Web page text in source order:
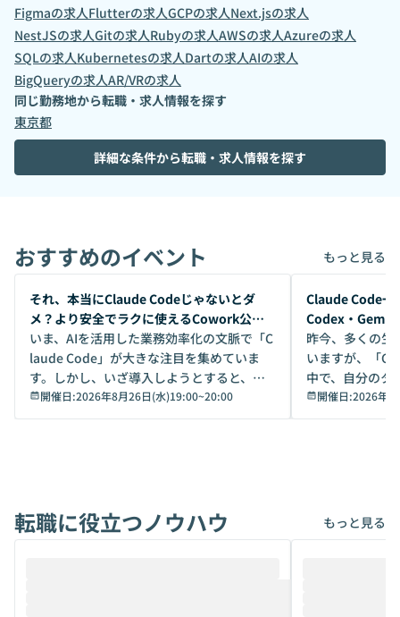
Figmaの求人Flutterの求人GCPの求人Next.jsの求人
NestJSの求人Gitの求人Rubyの求人AWSの求人Azureの求人
SQLの求人Kubernetesの求人Dartの求人AIの求人
BigQueryの求人AR/VRの求人
同じ勤務地から転職・求人情報を探す
東京都
詳細な条件から転職・求人情報を探す
おすすめのイベント もっと見る
開催前
それ、本当にClaude Codeじゃないとダ
メ？より安全でラクに使えるCowork公開
デモ
いま、AIを活用した業務効率化の文脈で「C
laude Code」が大きな注目を集めていま
す。しかし、いざ導入しようとすると、セ
キュリティ面の懸念や権限管理のハードル
から、気軽に使えないケースも多いのでは
けでなく、想像以上の範囲まで自動化でき
ることは、まだあまり知られていません。
開催日:2026年8月26日(水)19:00~20:00
開催前
Claude Code一
Codex・
昨今、多くの生
いますが、「
中で、自分のタ
いいのか」を自
か？ 「なんとなく誰かが良いと言っていた
は、評判では
ているAIを選ぶこ
開催日:2026年8
転職に役立つノウハウ もっと見る